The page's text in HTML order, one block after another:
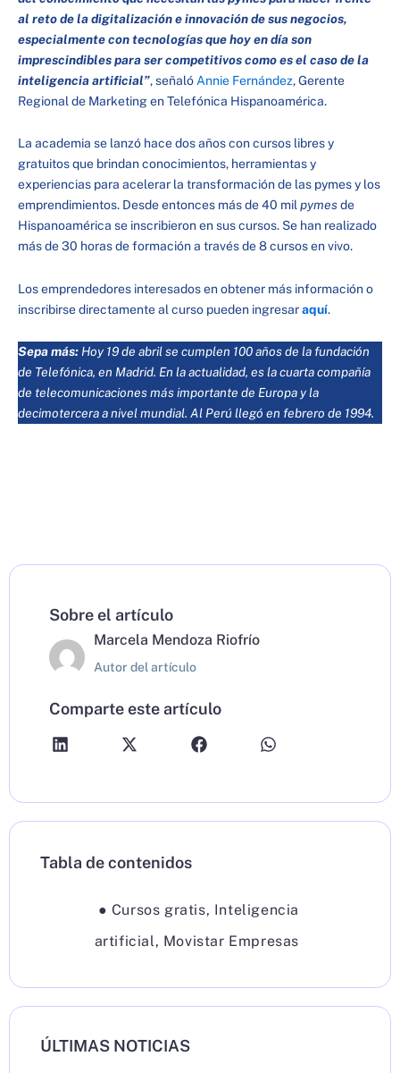
al reto de la digitalización e innovación de sus negocios,
especialmente con tecnologías que hoy en día son
imprescindibles para ser competitivos como es el caso de la
inteligencia artificial”, señaló Annie Fernández, Gerente
Regional de Marketing en Telefónica Hispanoamérica.
La academia se lanzó hace dos años con cursos libres y
gratuitos que brindan conocimientos, herramientas y
experiencias para acelerar la transformación de las pymes y los
emprendimientos. Desde entonces más de 40 milpymesde
Hispanoamérica se inscribieron en sus cursos. Se han realizado
más de 30 horas de formación a través de 8 cursos en vivo.
Los emprendedores interesados en obtener más información o
inscribirse directamente al curso pueden ingresaraquí.
Sepa más: Hoy 19 de abril se cumplen 100 años de la fundación
de Telefónica, en Madrid. En la actualidad, es la cuarta compañía
de telecomunicaciones más importante de Europa y la
decimotercera a nivel mundial. Al Perú llegó en febrero de 1994.
Sobre el artículo
Marcela Mendoza Riofrío
Autor del artículo
Comparte este artículo
Tabla de contenidos
● Cursos gratis, Inteligencia
artificial , Movistar Empresas
ÚLTIMAS NOTICIAS